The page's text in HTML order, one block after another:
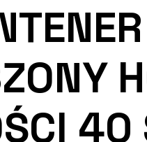
40